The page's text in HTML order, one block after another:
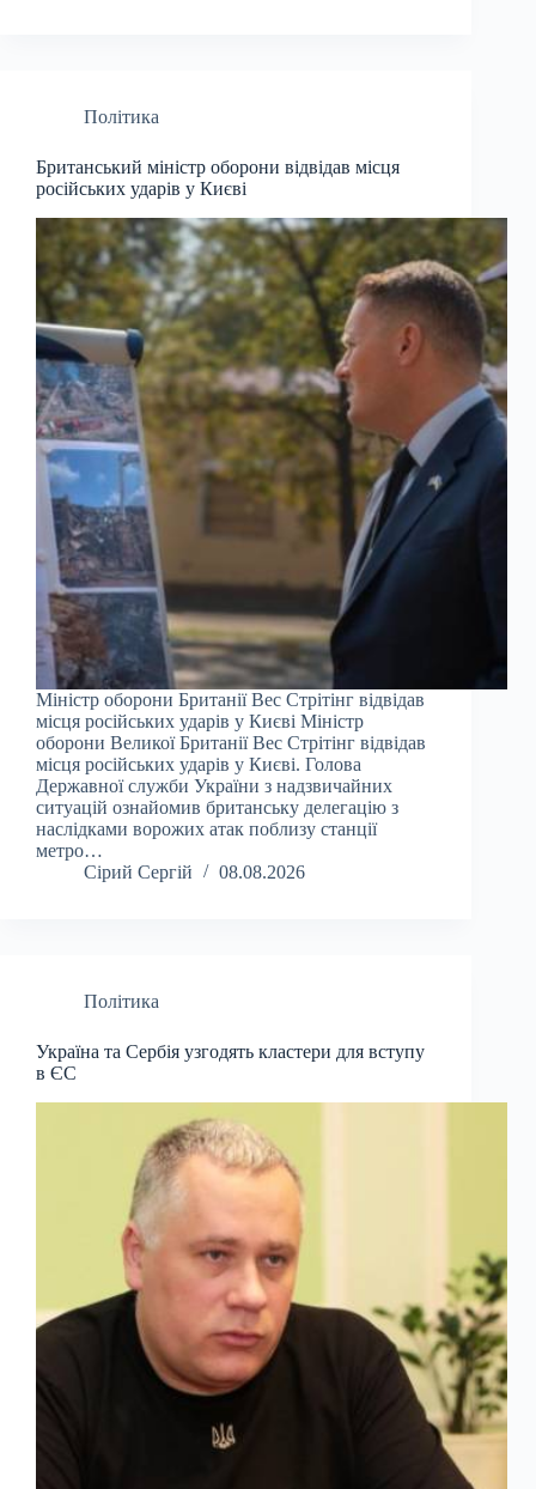
Політика
Британський міністр оборони відвідав місця
російських ударів у Києві
Міністр оборони Британії Вес Стрітінг відвідав
місця російських ударів у Києві Міністр
оборони Великої Британії Вес Стрітінг відвідав
місця російських ударів у Києві. Голова
Державної служби України з надзвичайних
ситуацій ознайомив британську делегацію з
наслідками ворожих атак поблизу станції
метро…
Сірий Сергій
08.08.2026
Політика
Україна та Сербія узгодять кластери для вступу
в ЄС